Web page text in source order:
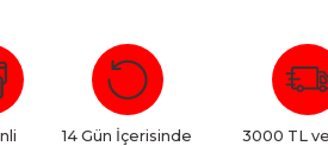
ilk yorumu siz yapın!
Yorum Yaz
14 Gün İçerisinde
3000 TL